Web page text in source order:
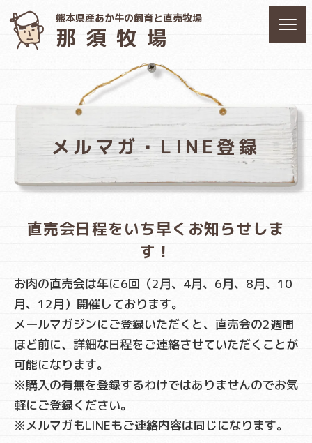
熊本県産あか牛の飼育と直売牧場
那須牧場
メルマガ・LINE登録
直売会日程をいち早くお知らせしま
す！
お肉の直売会は年に6回（2月、4月、6月、8月、10
月、12月）開催しております。
メールマガジンにご登録いただくと、直売会の2週間
ほど前に、詳細な日程をご連絡させていただくことが
可能になります。
※購入の有無を登録するわけではありませんのでお気
軽にご登録ください。
※メルマガもLINEもご連絡内容は同じになります。